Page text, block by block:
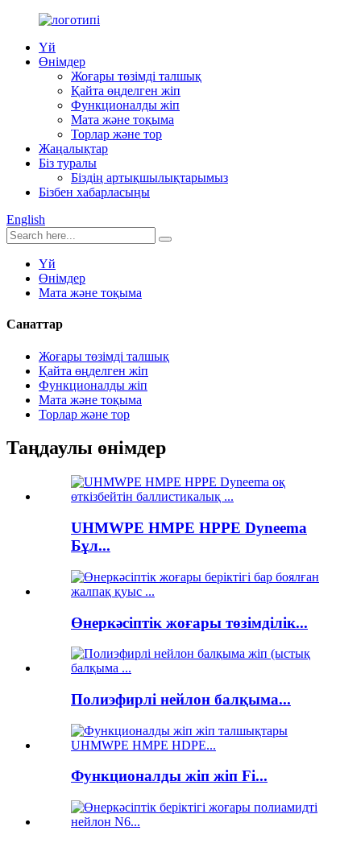
Үй
Өнімдер
Жоғары төзімді талшық
Қайта өңделген жіп
Функционалды жіп
Мата және тоқыма
Торлар және тор
Жаңалықтар
Біз туралы
Біздің артықшылықтарымыз
Бізбен хабарласыңы
English
Үй
Өнімдер
Мата және тоқыма
Санаттар
Жоғары төзімді талшық
Қайта өңделген жіп
Функционалды жіп
Мата және тоқыма
Торлар және тор
Таңдаулы өнімдер
UHMWPE HMPE HPPE Dyneema
Бұл...
Өнеркәсіптік жоғары төзімділік...
Полиэфирлі нейлон балқыма...
Функционалды жіп жіп Fi...